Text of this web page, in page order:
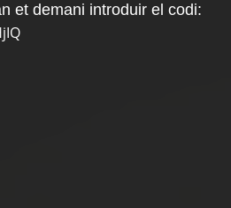
et demani introduir el codi: